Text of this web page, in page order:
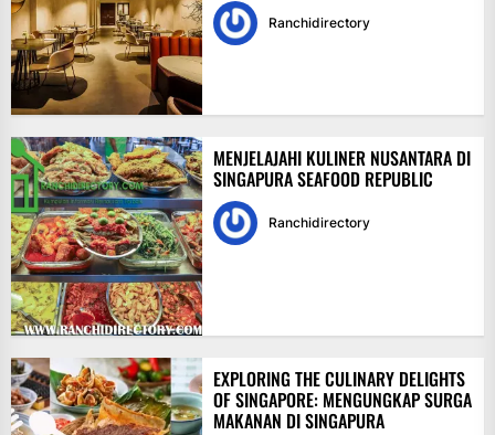
Ranchidirectory
MENJELAJAHI KULINER NUSANTARA DI
SINGAPURA SEAFOOD REPUBLIC
Ranchidirectory
EXPLORING THE CULINARY DELIGHTS
OF SINGAPORE: MENGUNGKAP SURGA
MAKANAN DI SINGAPURA